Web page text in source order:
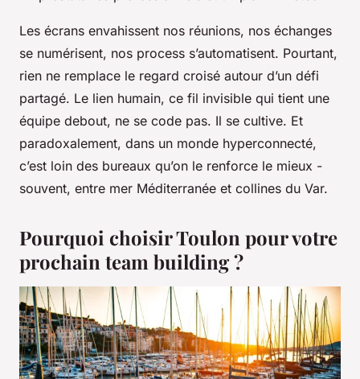
Les écrans envahissent nos réunions, nos échanges
se numérisent, nos process s’automatisent. Pourtant,
rien ne remplace le regard croisé autour d’un défi
partagé. Le lien humain, ce fil invisible qui tient une
équipe debout, ne se code pas. Il se cultive. Et
paradoxalement, dans un monde hyperconnecté,
c’est loin des bureaux qu’on le renforce le mieux -
souvent, entre mer Méditerranée et collines du Var.
Pourquoi choisir Toulon pour votre
prochain team building ?